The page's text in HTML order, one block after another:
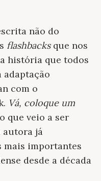
não do
flashbacksque nos
história que todos
adaptação
com o
Vá, coloque um
que veio a ser
autora já
mais importantes
desde a década